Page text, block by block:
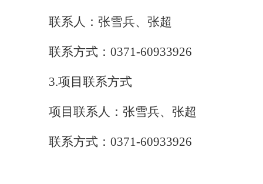
联系人：张雪兵、张超
联系方式：0371-60933926
3.项目联系方式
项目联系人：张雪兵、张超
联系方式：0371-60933926